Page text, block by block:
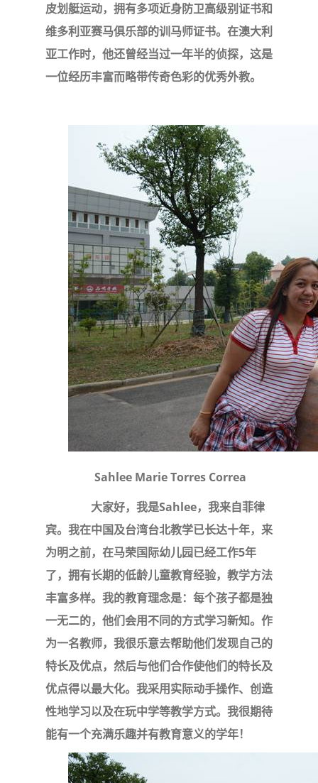
皮划艇运动，拥有多项近身防卫高级别证书和
维多利亚赛马俱乐部的训马师证书。在澳大利
亚工作时，他还曾经当过一年半的侦探，这是
一位经历丰富而略带传奇色彩的优秀外教。
Sahlee Marie Torres Correa
大家好，我是Sahlee，我来自菲律
宾。我在中国及台湾台北教学已长达十年，来
为明之前，在马荣国际幼儿园已经工作5年
了，拥有长期的低龄儿童教育经验，教学方法
丰富多样。我的教育理念是：每个孩子都是独
一无二的，他们会用不同的方式学习新知。作
为一名教师，我很乐意去帮助他们发现自己的
特长及优点，然后与他们合作使他们的特长及
优点得以最大化。我采用实际动手操作、创造
性地学习以及在玩中学等教学方式。我很期待
能有一个充满乐趣并有教育意义的学年！